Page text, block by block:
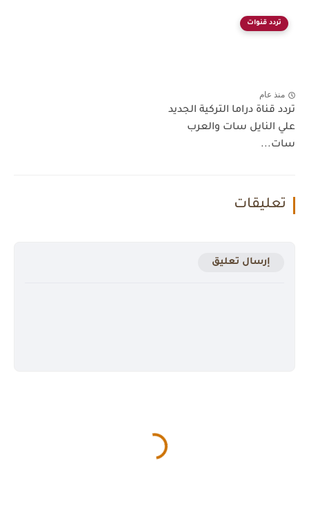
تردد قنوات
منذ عام
تردد قناة دراما التركية الجديد
علي النايل سات والعرب
سات...
تعليقات
إرسال تعليق